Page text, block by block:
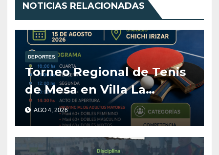
NOTICIAS RELACIONADAS
DEPORTES
Torneo Regional de Tenis
de Mesa en Villa La
Angostura
AGO 4, 2026